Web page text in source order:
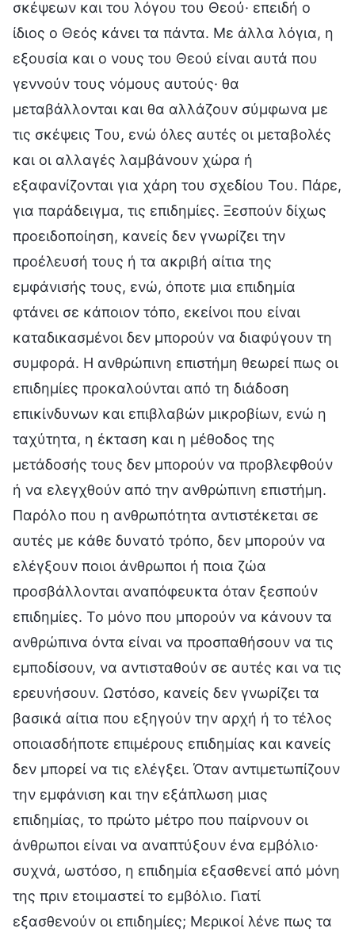
σκέψεων και του λόγου του Θεού· επειδή ο
ίδιος ο Θεός κάνει τα πάντα. Με άλλα λόγια, η
εξουσία και ο νους του Θεού είναι αυτά που
γεννούν τους νόμους αυτούς· θα
μεταβάλλονται και θα αλλάζουν σύμφωνα με
τις σκέψεις Του, ενώ όλες αυτές οι μεταβολές
και οι αλλαγές λαμβάνουν χώρα ή
εξαφανίζονται για χάρη του σχεδίου Του. Πάρε,
για παράδειγμα, τις επιδημίες. Ξεσπούν δίχως
προειδοποίηση, κανείς δεν γνωρίζει την
προέλευσή τους ή τα ακριβή αίτια της
εμφάνισής τους, ενώ, όποτε μια επιδημία
φτάνει σε κάποιον τόπο, εκείνοι που είναι
καταδικασμένοι δεν μπορούν να διαφύγουν τη
συμφορά. Η ανθρώπινη επιστήμη θεωρεί πως οι
επιδημίες προκαλούνται από τη διάδοση
επικίνδυνων και επιβλαβών μικροβίων, ενώ η
ταχύτητα, η έκταση και η μέθοδος της
μετάδοσής τους δεν μπορούν να προβλεφθούν
ή να ελεγχθούν από την ανθρώπινη επιστήμη.
Παρόλο που η ανθρωπότητα αντιστέκεται σε
αυτές με κάθε δυνατό τρόπο, δεν μπορούν να
ελέγξουν ποιοι άνθρωποι ή ποια ζώα
προσβάλλονται αναπόφευκτα όταν ξεσπούν
επιδημίες. Το μόνο που μπορούν να κάνουν τα
ανθρώπινα όντα είναι να προσπαθήσουν να τις
εμποδίσουν, να αντισταθούν σε αυτές και να τις
ερευνήσουν. Ωστόσο, κανείς δεν γνωρίζει τα
βασικά αίτια που εξηγούν την αρχή ή το τέλος
οποιασδήποτε επιμέρους επιδημίας και κανείς
δεν μπορεί να τις ελέγξει. Όταν αντιμετωπίζουν
την εμφάνιση και την εξάπλωση μιας
επιδημίας, το πρώτο μέτρο που παίρνουν οι
άνθρωποι είναι να αναπτύξουν ένα εμβόλιο·
συχνά, ωστόσο, η επιδημία εξασθενεί από μόνη
της πριν ετοιμαστεί το εμβόλιο. Γιατί
εξασθενούν οι επιδημίες; Μερικοί λένε πως τα